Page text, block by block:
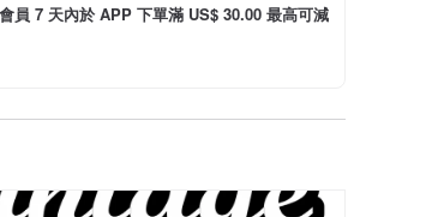
員 7 天內於 APP 下單滿 US$ 30.00 最高可減